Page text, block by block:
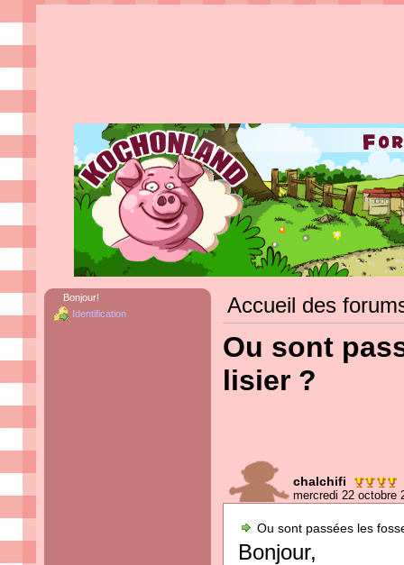
Bonjour!
Identification
Accueil des
Ou sont
lisier ?
chalchifi
mercredi 22 octobre
Ou sont passées les
Bonjour,